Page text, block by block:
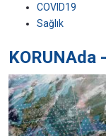
COVID19
Sağlık
KORUNAda